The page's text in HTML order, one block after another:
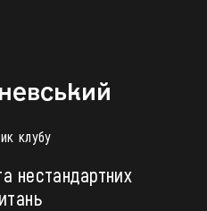
клубу
нестандартних